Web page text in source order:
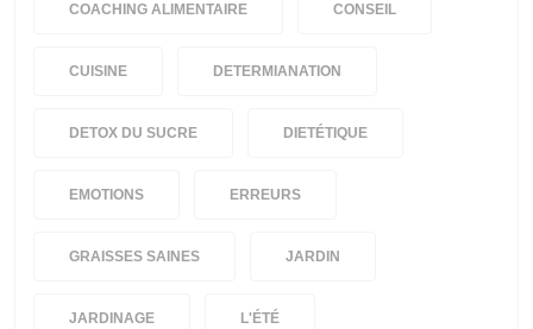
COACHING ALIMENTAIRE CONSEIL
CUISINE DETERMIANATION
DETOX DU SUCRE DIETÉTIQUE
EMOTIONS ERREURS
GRAISSES SAINES JARDIN
JARDINAGE L'ÉTÉ